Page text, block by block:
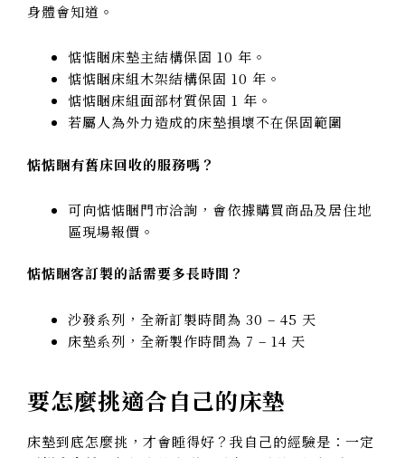
身體會知道。
惦惦睏床墊主結構保固 10 年。
惦惦睏床組木架結構保固 10 年。
惦惦睏床組面部材質保固 1 年。
若屬人為外力造成的床墊損壞不在保固範圍
惦惦睏有舊床回收的服務嗎？
可向惦惦睏門市洽詢 ，會依據購買商品及居住地
區現場報價。
惦惦睏客訂製的話需要多長時間？
沙發系列，全新訂製時間為 30 – 45 天
床墊系列，全新製作時間為 7 – 14 天
要怎麼挑適合自己的床墊
床墊到底怎麼挑，才會睡得好？我自己的經驗是：一定